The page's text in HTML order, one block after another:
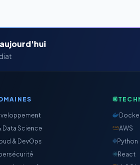
Data Science
& DevOps
AWS
Python
React